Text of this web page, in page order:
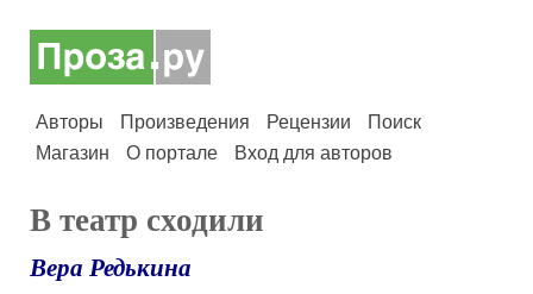
Авторы Произведения Рецензии
Поиск
Магазин
О портале Вход для авторов
В театр сходили
Вера Редькина